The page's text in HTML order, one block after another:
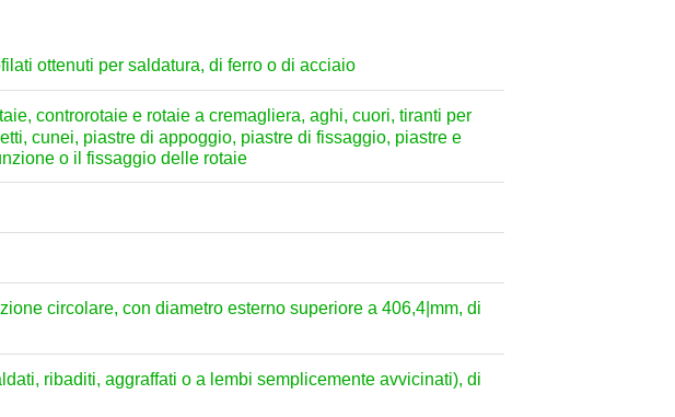
ottenuti per saldatura, di ferro o di acciaio
controrotaie e rotaie a cremagliera, aghi, cuori, tiranti per
cunei, piastre di appoggio, piastre di fissaggio, piastre e
o il fissaggio delle rotaie
circolare, con diametro esterno superiore a 406,4|mm, di
ribaditi, aggraffati o a lembi semplicemente avvicinati), di